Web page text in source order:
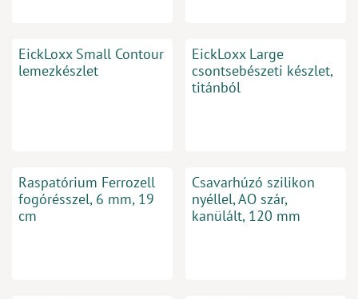
EickLoxx Small Contour
lemezkészlet
EickLoxx Large
csontsebészeti készlet,
titánból
Raspatórium Ferrozell
fogórésszel, 6 mm, 19
cm
Csavarhúzó szilikon
nyéllel, AO szár,
kanülált, 120 mm